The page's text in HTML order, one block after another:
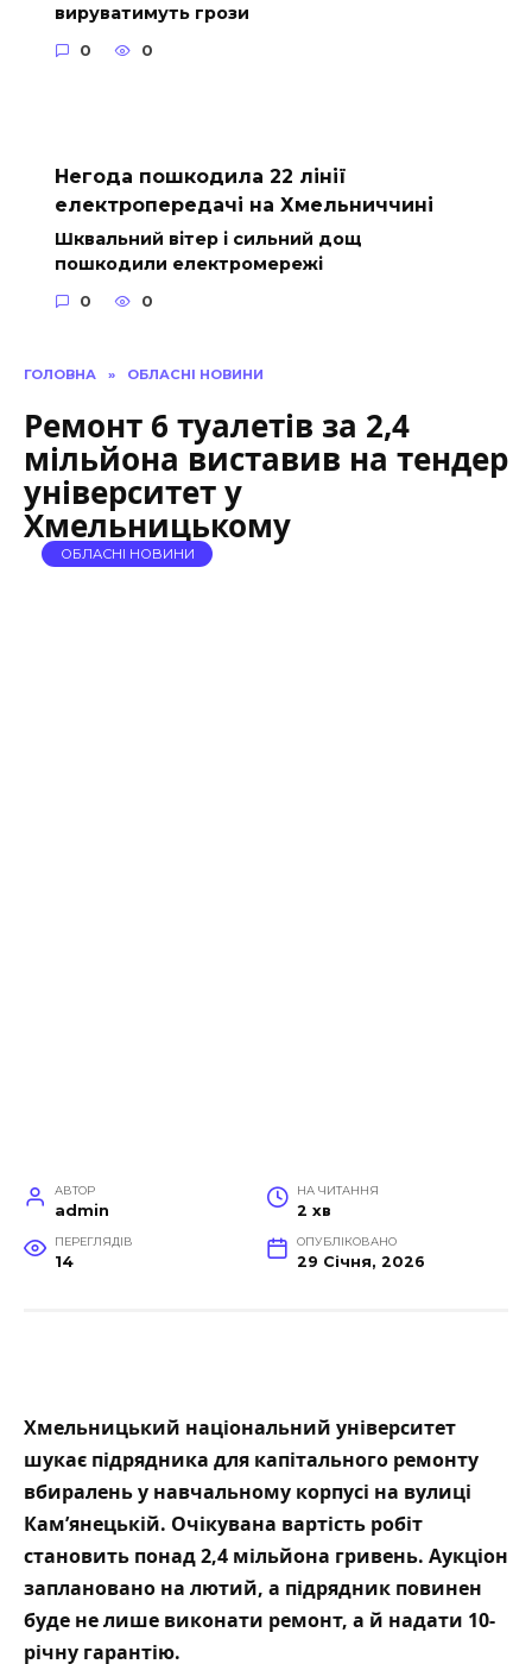
ГОЛОВНА » ОБЛАСНІ НОВИНИ
Ремонт 6 туалетів за 2,4
мільйона виставив на тендер
університет у
Хмельницькому
ОБЛАСНІ НОВИНИ
АВТОР
admin
НА ЧИТАННЯ
2 хв
ПЕРЕГЛЯДІВ
14
ОПУБЛІКОВАНО
29 Січня, 2026
Хмельницький національний університет
шукає підрядника для капітального ремонту
вбиралень у навчальному корпусі на вулиці
Кам’янецькій. Очікувана вартість робіт
становить понад 2,4 мільйона гривень. Аукціон
заплановано на лютий, а підрядник повинен
буде не лише виконати ремонт, а й надати 10-
річну гарантію.
вируватимуть грози
0 0
Негода пошкодила 22 лінії
електропередачі на Хмельниччині
Шквальний вітер і сильний дощ
пошкодили електромережі
0 0